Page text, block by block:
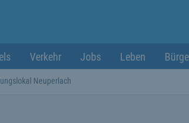
Verkehr Jobs Leben
Neuperlach